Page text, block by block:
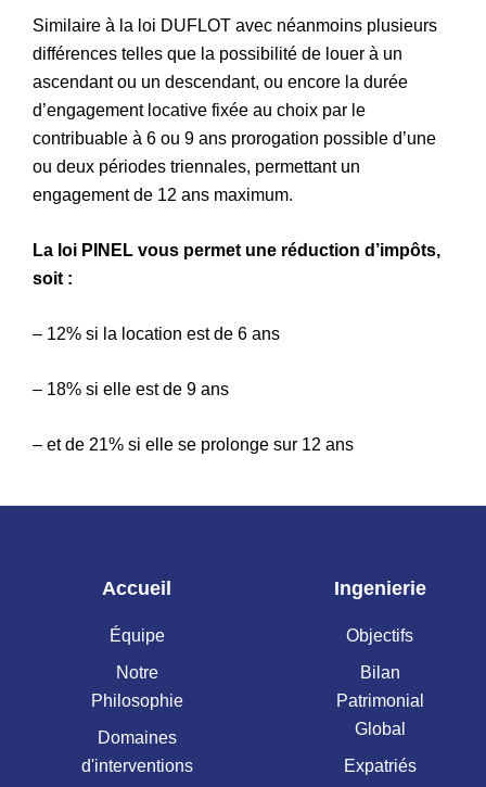
Similaire à la loi DUFLOT avec néanmoins plusieurs
différences telles que la possibilité de louer à un
ascendant ou un descendant, ou encore la durée
d’engagement locative fixée au choix par le
contribuable à 6 ou 9 ans prorogation possible d’une
ou deux périodes triennales, permettant un
engagement de 12 ans maximum.
La loi PINEL vous permet une réduction d’impôts,
soit :
– 12% si la location est de 6 ans
– 18% si elle est de 9 ans
– et de 21% si elle se prolonge sur 12 ans
Accueil
Équipe
Notre
Philosophie
Domaines
d'interventions
Ingenierie
Objectifs
Bilan
Patrimonial
Global
Expatriés